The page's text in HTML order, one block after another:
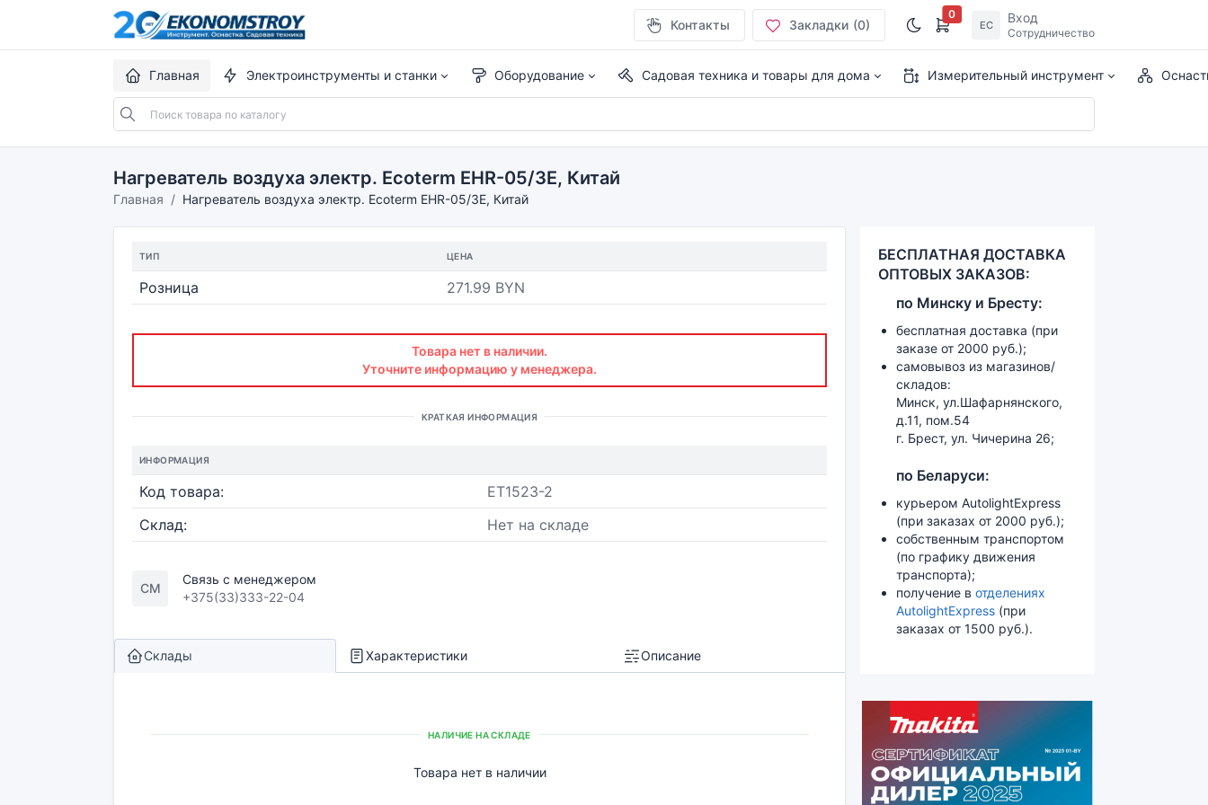
Контакты Закладки (0)
0
ЕС Вход
Сотрудничество
Главная Электроинструменты и станки Оборудование Садовая техника и товары для дома Измерительный инструмент
Нагреватель воздуха электр. Ecoterm EHR-05/3E, Китай
Главная Нагреватель воздуха электр. Ecoterm EHR-05/3E, Китай
ТИП ЦЕНА
Розница 271.99 BYN
Товара нет в наличии.
Уточните информацию у менеджера.
КРАТКАЯ ИНФОРМАЦИЯ
ИНФОРМАЦИЯ
Код товара:
ET1523-2
Склад:
Нет на складе
СМ
Связь с менеджером
+375(33)333-22-04
Склады Характеристики Описание
НАЛИЧИЕ НА СКЛАДЕ
Товара нет в наличии
БЕСПЛАТНАЯ ДОСТАВКА
ОПТОВЫХ ЗАКАЗОВ:
по Минску и Бресту:
бесплатная доставка (при
заказе от 2000 руб.);
самовывоз из магазинов/
складов:
Минск, ул.Шафарнянского,
д.11, пом.54
г. Брест, ул. Чичерина 26;
по Беларуси:
курьером AutolightExpress
(при заказах от 2000 руб.);
собственным транспортом
(по графику движения
транспорта);
получение в отделениях
AutolightExpress (при
заказах от 1500 руб.).